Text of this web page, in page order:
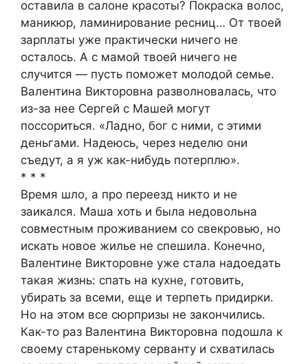
оставила в салоне красоты? Покраска волос,
маникюр, ламинирование ресниц… От твоей
зарплаты уже практически ничего не
осталось. А с мамой твоей ничего не
случится — пусть поможет молодой семье.
Валентина Викторовна разволновалась, что
из-за нее Сергей с Машей могут
поссориться. «Ладно, бог с ними, с этими
деньгами. Надеюсь, через неделю они
съедут, а я уж как-нибудь потерплю».
* * *
Время шло, а про переезд никто и не
заикался. Маша хоть и была недовольна
совместным проживанием со свекровью, но
искать новое жилье не спешила. Конечно,
Валентине Викторовне уже стала надоедать
такая жизнь: спать на кухне, готовить,
убирать за всеми, еще и терпеть придирки.
Но на этом все сюрпризы не закончились.
Как-то раз Валентина Викторовна подошла к
своему старенькому серванту и схватилась